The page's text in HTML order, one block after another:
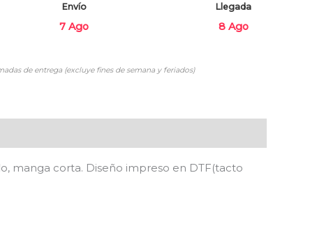
Envío
7 Ago
Llegada
8 Ago
de entrega (excluye fines de semana y feriados)
manga corta. Diseño impreso en DTF(tacto